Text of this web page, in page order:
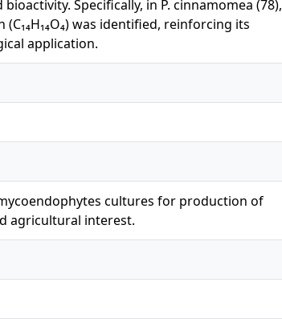
Specifically, in P. cinnamomea (78),
was identified, reinforcing its
application.
cultures for production of
agricultural interest.